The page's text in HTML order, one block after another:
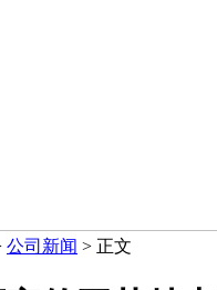
公司新闻 > 正文